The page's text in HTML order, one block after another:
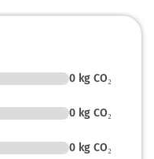
0 kg CO₂
0 kg CO₂
0 kg CO₂